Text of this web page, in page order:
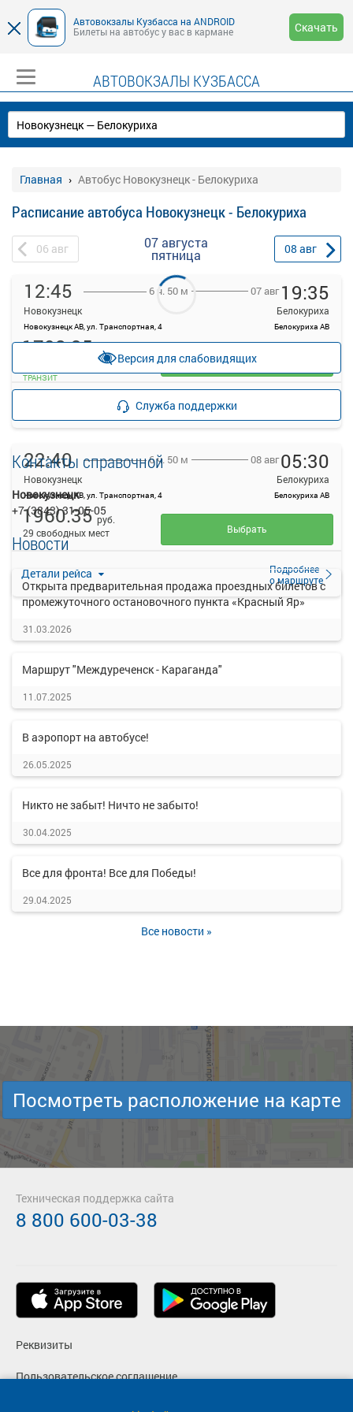
Автовокзалы Кузбасса на ANDROID
Билеты на автобус у вас в кармане
Скачать
АВТОВОКЗАЛЫ КУЗБАССА
Главная Автобус Новокузнецк - Белокуриха
Расписание автобуса Новокузнецк - Белокуриха
06 авг 07 августа
пятница 08 авг
12:45
Новокузнецк
Новокузнецк АВ, ул. Транспортная, 4
6 ч. 50 м 07 авг 19:35
Белокуриха
Белокуриха АВ
1708.35 руб.
ТРАНЗИТ
Выбрать
22:40
Новокузнецк
Новокузнецк АВ, ул. Транспортная, 4
6 ч. 50 м 08 авг05:30
Белокуриха
Белокуриха АВ
Детали рейса
Подробнее
о маршруте
1960.35 руб.
29 свободных мест
Выбрать
Версия для слабовидящих
Служба поддержки
Контакты справочной
Новокузнецк
+7 (3843) 31-05-05
Новости
Открыта предварительная продажа проездных билетов с
промежуточного остановочного пункта «Красный Яр»
31.03.2026
Маршрут "Междуреченск - Караганда"
11.07.2025
В аэропорт на автобусе!
26.05.2025
Никто не забыт! Ничто не забыто!
30.04.2025
Все для фронта! Все для Победы!
29.04.2025
Все новости »
Посмотреть расположение на карте
Реквизиты
Пользовательское соглашение
Политика конфиденциальности
Техническая поддержка сайта
8 800 600-03-38